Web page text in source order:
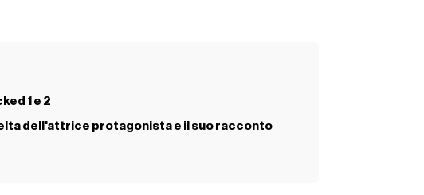
1 e 2
dell'attrice protagonista e il suo racconto